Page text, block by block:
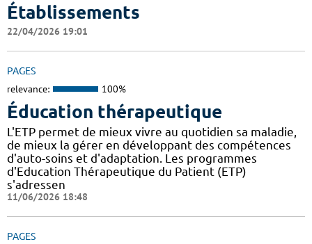
Établissements
22/04/2026 19:01
PAGES
relevance: 100%
Éducation thérapeutique
L'ETP permet de mieux vivre au quotidien sa maladie,
de mieux la gérer en développant des compétences
d'auto-soins et d'adaptation. Les programmes
d'Education Thérapeutique du Patient (ETP)
s'adressen
11/06/2026 18:48
PAGES